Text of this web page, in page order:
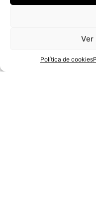
Ver
Política de cookies